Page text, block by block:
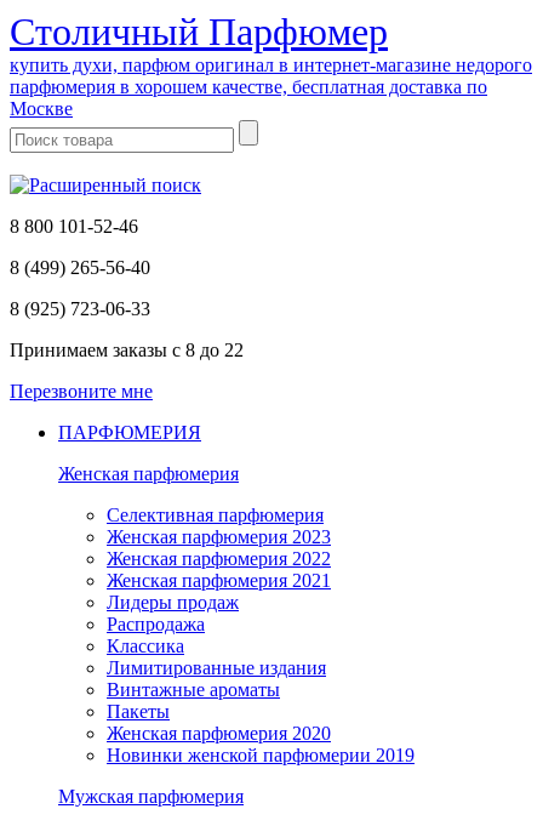
Cтоличный Парфюмер
купить духи, парфюм оригинал в интернет-магазине недорого
парфюмерия в хорошем качестве, бесплатная доставка по
Москве
8 800 101-52-46
8 (499) 265-56-40
8 (925) 723-06-33
Принимаем заказы с 8 до 22
Перезвоните мне
ПАРФЮМЕРИЯ
Женская парфюмерия
Селективная парфюмерия
Женская парфюмерия 2023
Женская парфюмерия 2022
Женская парфюмерия 2021
Лидеры продаж
Распродажа
Классика
Лимитированные издания
Винтажные ароматы
Пакеты
Женская парфюмерия 2020
Новинки женской парфюмерии 2019
Мужская парфюмерия